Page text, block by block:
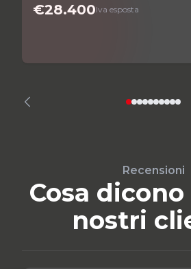
€28.400Iva esposta
Recensioni
Cosa
nostri